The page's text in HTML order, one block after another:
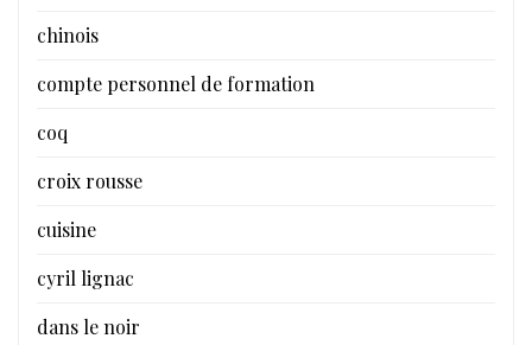
chinois
compte personnel de formation
coq
croix rousse
cuisine
cyril lignac
dans le noir